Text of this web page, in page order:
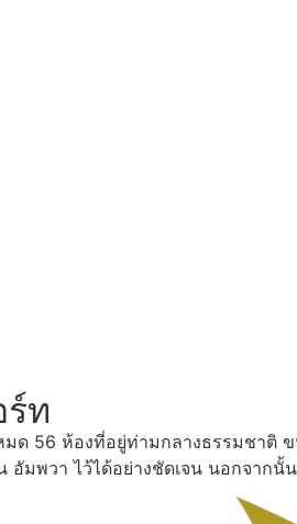
ท
มด 56 ห้องที่อยู่ท่ามกลางธรรมชาติ
อัมพวา ไว้ได้อย่างชัดเจน นอกจาก